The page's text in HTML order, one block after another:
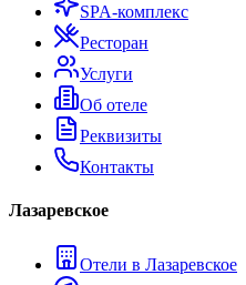
SPA-комплекс
Ресторан
Услуги
Об отеле
Реквизиты
Контакты
Лазаревское
Отели в Лазаревское